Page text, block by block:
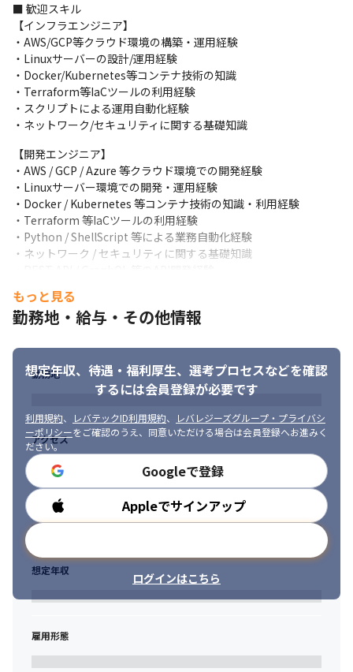
工程：要件定義,基本設計,詳細設計,実装,テスト
開発環境：Python / OpenAI API / Azure OpenAI Service /
FastAPI / Docker
■ 歓迎スキル
【インフラエンジニア】
・AWS/GCP等クラウド環境の構築・運用経験
・Linuxサーバーの設計/運用経験
・Docker/Kubernetes等コンテナ技術の知識
・Terraform等IaCツールの利用経験
・スクリプトによる運用自動化経験
・ネットワーク/セキュリティに関する基礎知識
【開発エンジニア】
・AWS / GCP / Azure 等クラウド環境での開発経験
・Linuxサーバー環境での開発・運用経験
・Docker / Kubernetes 等コンテナ技術の知識・利用経験
・Terraform 等IaCツールの利用経験
・Python / ShellScript 等による業務自動化経験
・ネットワーク / セキュリティに関する基礎知識
・CI/CD環境（GitHub Actions / Jenkins 等）の構築・運用経験
・React / Vue.js / Angular 等フロントエンドフレームワークの利
・Spring Boot / Laravel / Django 等バックエンドフレームワーク
の利用経験
・SQL / NoSQL データベースの設計・運用経験
・生成AI・AI関連サービスの開発経験
・要件定義や顧客折衝の経験
■ 求める人物像
・チームで円滑にコミュニケーションを取りながら業務を進めら
れる方
・新しい技術や知識の習得に前向きな方
・責任感を持って安定したシステム運用に取り組める方
・ユーザー視点を持ってサービス品質向上に取り組める方
もっと見る
勤務地・給与・その他情報
想定年収、待遇・福利厚生、 選考プロセスなどを確認
するには会員登録が必要です
利用規約、 レバテックID利用規約、
レバレジーズグループ・プライバシ
ーポリシーをご確認のうえ、同意いただける場合は会員登録へお進みく
ださい。
Googleで登録
Appleでサインアップ
ログインはこちら
勤務地
アクセス
勤務時間
想定年収
雇用形態